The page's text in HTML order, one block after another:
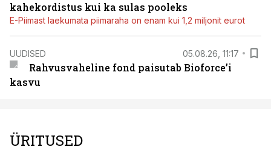
kahekordistus kui ka sulas pooleks
E-Piimast laekumata piimaraha on enam kui 1,2 miljonit eurot
UUDISED 05.08.26, 11:17
Rahvusvaheline fond paisutab Bioforce’i
kasvu
ÜRITUSED